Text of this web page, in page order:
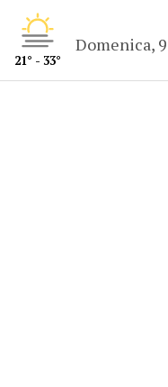
21° - 33°
Domenica,